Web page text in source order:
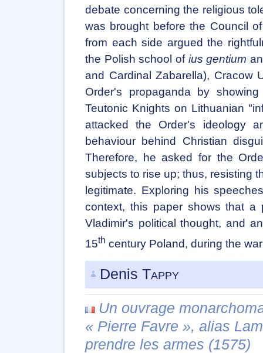
debate concerning the religious
was brought before the Council
from each side argued the
the Polish school of ius gentium
and Cardinal Zabarella), Cracow
Order's propaganda by
Teutonic Knights on Lithuanian
attacked the Order's ideology
behaviour behind Christian
Therefore, he asked for the
subjects to rise up; thus, resisting
legitimate. Exploring his
context, this paper shows that
Vladimir's political thought, and
15th century Poland, during the
Denis Tappy
Un ouvrage
« Pierre Favre », alias
prendre les armes (1575)